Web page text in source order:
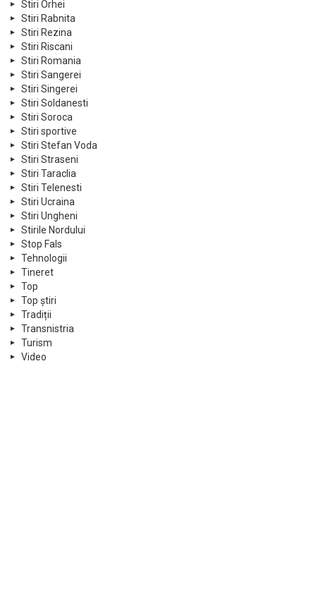
Stiri Orhei
Stiri Rabnita
Stiri Rezina
Stiri Riscani
Stiri Romania
Stiri Sangerei
Stiri Singerei
Stiri Soldanesti
Stiri Soroca
Stiri sportive
Stiri Stefan Voda
Stiri Straseni
Stiri Taraclia
Stiri Telenesti
Stiri Ucraina
Stiri Ungheni
Stirile Nordului
Stop Fals
Tehnologii
Tineret
Top
Top știri
Tradiții
Transnistria
Turism
Video